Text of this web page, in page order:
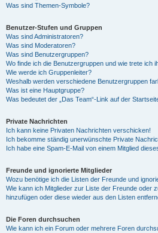
Was sind Themen-Symbole?
Benutzer-Stufen und Gruppen
Was sind Administratoren?
Was sind Moderatoren?
Was sind Benutzergruppen?
Wo finde ich die Benutzergruppen und wie trete ich
Wie werde ich Gruppenleiter?
Weshalb werden verschiedene Benutzergruppen
Was ist eine Hauptgruppe?
Was bedeutet der „Das Team“-Link auf der
Private Nachrichten
Ich kann keine Privaten Nachrichten verschicken!
Ich bekomme ständig unerwünschte Private
Ich habe eine Spam-E-Mail von einem Mitglied
Freunde und ignorierte Mitglieder
Wozu benötige ich die Listen der Freunde und
Wie kann ich Mitglieder zur Liste der Freunde oder
hinzufügen oder diese wieder aus den Listen
Die Foren durchsuchen
Wie kann ich ein Forum oder mehrere Foren